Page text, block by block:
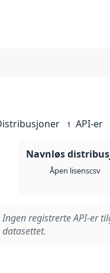
1 API-er
Navnløs
Åpen lisenscsv
Ingen registrerte API-er
datasettet.